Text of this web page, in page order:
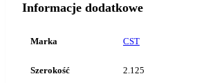
Informacje dodatkowe
Marka CST
Szerokość 2.125